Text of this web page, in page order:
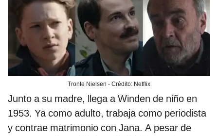
Tronte Nielsen - Crédito: Netflix
Junto a su madre, llega a Winden de niño en
1953. Ya como adulto, trabaja como periodista
y contrae matrimonio con Jana. A pesar de